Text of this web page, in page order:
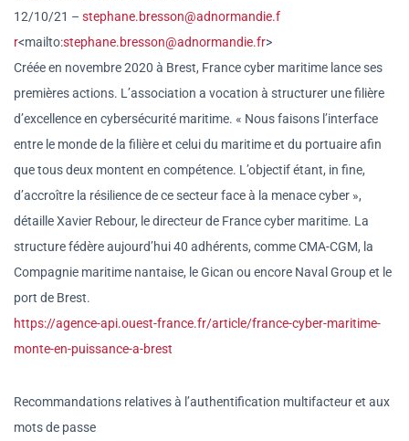
12/10/21 – stephane.bresson@adnormandie.f
r<mailto:stephane.bresson@adnormandie.fr>
Créée en novembre 2020 à Brest, France cyber maritime lance ses
premières actions. L’association a vocation à structurer une filière
d’excellence en cybersécurité maritime. « Nous faisons l’interface
entre le monde de la filière et celui du maritime et du portuaire afin
que tous deux montent en compétence. L’objectif étant, in fine,
d’accroître la résilience de ce secteur face à la menace cyber »,
détaille Xavier Rebour, le directeur de France cyber maritime. La
structure fédère aujourd’hui 40 adhérents, comme CMA-CGM, la
Compagnie maritime nantaise, le Gican ou encore Naval Group et le
port de Brest.
https://agence-api.ouest-france.fr/article/france-cyber-maritime-
monte-en-puissance-a-brest
Recommandations relatives à l’authentification multifacteur et aux
mots de passe